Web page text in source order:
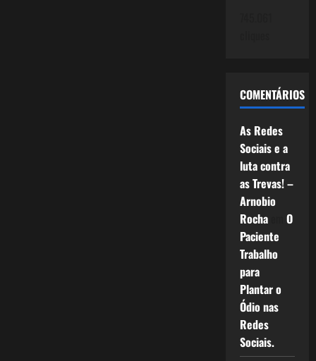
COMENTÁRIOS
As Redes
Sociais e a
luta contra
as Trevas! –
Arnobio
Rochaem O
Paciente
Trabalho
para
Plantar o
Ódio nas
Redes
Sociais.